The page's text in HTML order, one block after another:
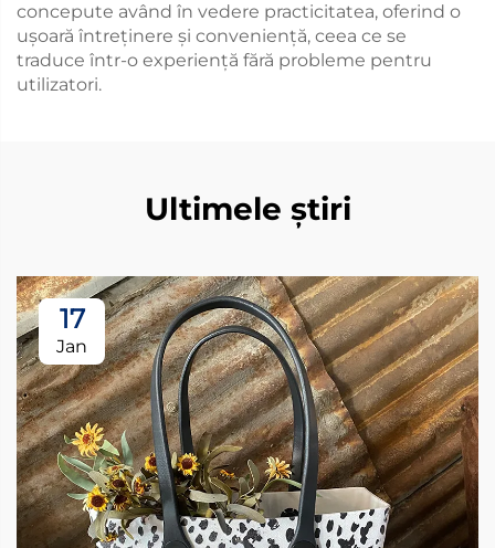
concepute având în vedere practicitatea, oferind o
ușoară întreținere și conveniență, ceea ce se
traduce într-o experiență fără probleme pentru
utilizatori.
Ultimele știri
17
Jan